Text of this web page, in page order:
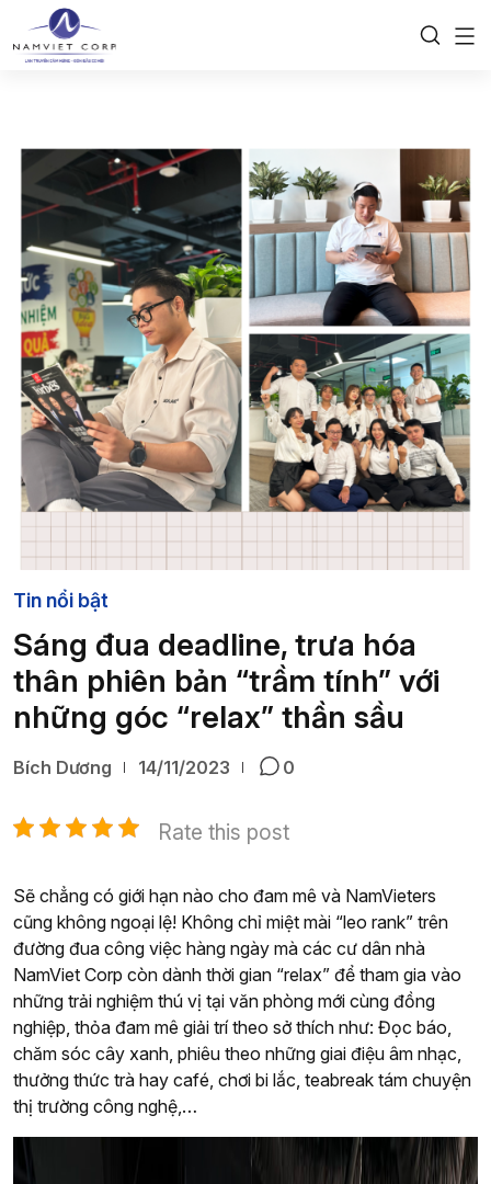
Tin nổi bật
Sáng đua deadline, trưa hóa
thân phiên bản “trầm tính” với
những góc “relax” thần sầu
Bích Dương 14/11/2023 0
Rate this post
Sẽ chẳng có giới hạn nào cho đam mê và NamVieters
cũng không ngoại lệ! Không chỉ miệt mài “leo rank” trên
đường đua công việc hàng ngày mà các cư dân nhà
NamViet Corp còn dành thời gian “relax” để tham gia vào
những trải nghiệm thú vị tại văn phòng mới cùng đồng
nghiệp, thỏa đam mê giải trí theo sở thích như: Đọc báo,
chăm sóc cây xanh, phiêu theo những giai điệu âm nhạc,
thưởng thức trà hay café, chơi bi lắc, teabreak tám chuyện
thị trường công nghệ,…